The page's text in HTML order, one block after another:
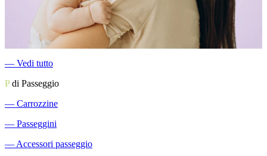
― Vedi tutto
Pdi Passeggio
― Carrozzine
― Passeggini
― Accessori passeggio